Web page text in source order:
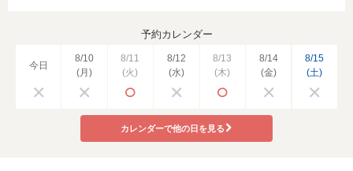
予約カレンダー
今日
8/10
(月)
8/11
(火)
8/12
(水)
8/13
(木)
8/14
(金)
8/15
(土)
カレンダーで他の日を見る